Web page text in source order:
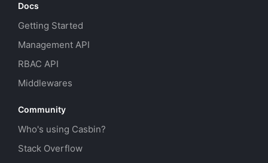
Docs
Getting Started
Management API
RBAC API
Middlewares
Community
Who's using Casbin?
Stack Overflow